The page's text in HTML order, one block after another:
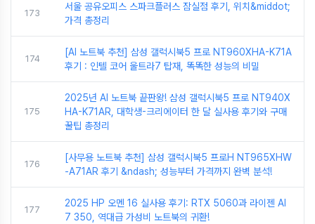
173
서울 공유오피스 스파크플러스 잠실점 후기, 위치&middot;
가격 총정리
174
[AI 노트북 추천] 삼성 갤럭시북5 프로 NT960XHA-K71A
후기 : 인텔 코어 울트라7 탑재, 똑똑한 성능의 비밀
175
2025년 AI 노트북 끝판왕! 삼성 갤럭시북5 프로 NT940X
HA-K71AR, 대학생-크리에이터 한 달 실사용 후기와 구매
꿀팁 총정리
176
[사무용 노트북 추천] 삼성 갤럭시북5 프로H NT965XHW
-A71AR 후기 &ndash; 성능부터 가격까지 완벽 분석!
177
2025 HP 오멘 16 실사용 후기: RTX 5060과 라이젠 AI
7 350, 역대급 가성비 노트북의 귀환!